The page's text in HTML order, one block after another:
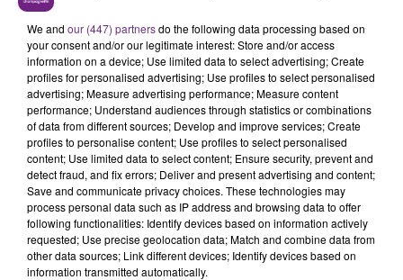
LA CENTRALE NUCLÉAIRE DE CHOOZ
TOUJOURS À L'ARRÊT
Cela fait déjà une semaine que la centrale
nucléaire ardennaise est à l'arrêt. Une situation
justifiée par la sécheresse intense qui est toujours
présente.
TITRES DIFFUSÉS
17h22
17h22 17h19
17h19
We and our (447) partnersdo the following data processing based on
your consent and/or our legitimate interest: Store and/or access
information on a device; Use limited data to select advertising; Create
profiles for personalised advertising; Use profiles to select personalised
advertising; Measure advertising performance; Measure content
performance; Understand audiences through statistics or combinations
of data from different sources; Develop and improve services; Create
profiles to personalise content; Use profiles to select personalised
content; Use limited data to select content; Ensure security, prevent and
detect fraud, and fix errors; Deliver and present advertising and content;
Save and communicate privacy choices. These technologies may
process personal data such as IP address and browsing data to offer
following functionalities: Identify devices based on information actively
requested; Use precise geolocation data; Match and combine data from
other data sources; Link different devices; Identify devices based on
information transmitted automatically.